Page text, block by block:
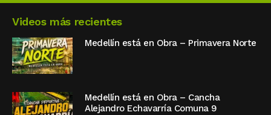
Videos más recientes
Medellín está en Obra – Primavera Norte
Medellín está en Obra – Cancha
Alejandro Echavarría Comuna 9